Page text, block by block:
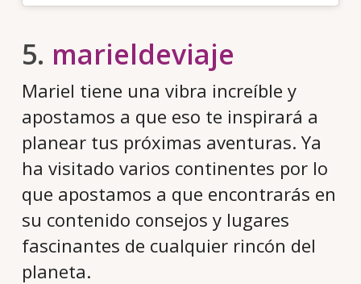
5. marieldeviaje
Mariel tiene una vibra increíble y
apostamos a que eso te inspirará a
planear tus próximas aventuras. Ya
ha visitado varios continentes por lo
que apostamos a que encontrarás en
su contenido consejos y lugares
fascinantes de cualquier rincón del
planeta.